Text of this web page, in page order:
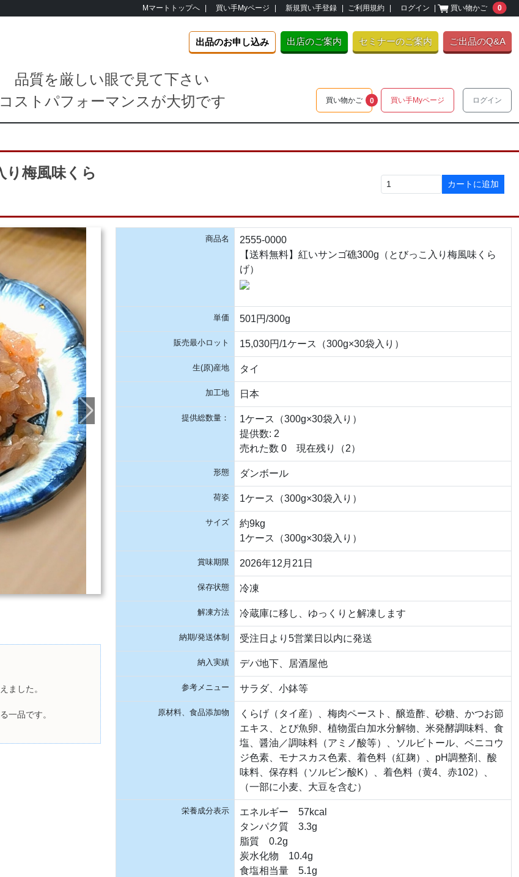
Mマートトップへ 買い手Myページ 新規買い手登録 ご利用規約 ログイン 買い物かご 0
出品のお申し込み 出店のご案内 セミナーのご案内 ご出品のQ&A
品質を厳しい眼で見て下さい
コストパフォーマンスが大切です
買い物かご 0unread messages
買い手Myページ ログイン
り梅風味くら
カートに追加
ました。
一品です。
商品名
2555-0000
【送料無料】紅いサンゴ礁300g（とびっこ入り梅風味くら
げ）
単価 501円/300g
販売最小ロット 15,030円/1ケース（300g×30袋入り）
生(原)産地 タイ
加工地 日本
提供総数量：
1ケース（300g×30袋入り）
提供数: 2
売れた数 0 現在残り（2）
形態 ダンボール
荷姿 1ケース（300g×30袋入り）
サイズ
約9kg
1ケース（300g×30袋入り）
賞味期限 2026年12月21日
保存状態 冷凍
解凍方法 冷蔵庫に移し、ゆっくりと解凍します
納期/発送体制 受注日より5営業日以内に発送
納入実績 デパ地下、居酒屋他
参考メニュー サラダ、小鉢等
原材料、食品添加物
くらげ（タイ産）、梅肉ペースト、醸造酢、砂糖、かつお節
エキス、とび魚卵、植物蛋白加水分解物、米発酵調味料、食
塩、醤油／調味料（アミノ酸等）、ソルビトール、ベニコウ
ジ色素、モナスカス色素、着色料（紅麹）、pH調整剤、酸
味料、保存料（ソルビン酸K）、着色料（黄4、赤102）、
（一部に小麦、大豆を含む）
栄養成分表示
エネルギー 57kcal
タンパク質 3.3g
脂質 0.2g
炭水化物 10.4g
食塩相当量 5.1g